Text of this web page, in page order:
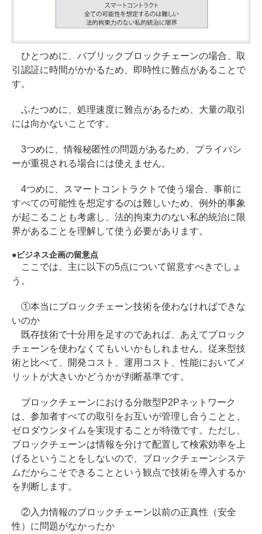
ひとつめに、パブリックブロックチェーンの場合、取
引認証に時間がかかるため、即時性に難点があることで
す。
ふたつめに、処理速度に難点があるため、大量の取引
には向かないことです。
3つめに、情報秘匿性の問題があるため、プライバシ
ーが重視される場合には使えません。
4つめに、スマートコントラクトで使う場合、事前に
すべての可能性を想定するのは難しいため、例外的事象
が起こることも考慮し、法的拘束力のない私的統治に限
界があることを理解して使う必要があります。
ビジネス企画の留意点
ここでは、主に以下の5点について留意すべきでしょ
う。
①本当にブロックチェーン技術を使わなければできな
いのか
既存技術で十分用を足すのであれば、あえてブロック
チェーンを使わなくてもいいかもしれません。従来型技
術と比べて、開発コスト、運用コスト、性能においてメ
リットが大きいかどうかが判断基準です。
ブロックチェーンにおける分散型P2Pネットワーク
は、参加者すべての取引をお互いが管理し合うことと、
ゼロダウンタイムを実現することが特徴です。ただし、
ブロックチェーンは情報を分けて配置して検索効率を上
げるということをしないので、ブロックチェーンシステ
ムだからこそできることという観点で技術を導入するか
を判断します。
②入力情報のブロックチェーン以前の正真性（安全
性）に問題がなかったか